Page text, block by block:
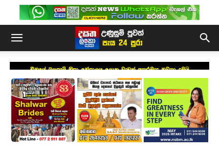
චීනයේ බලපෑම් නිසා නේපාලය ලොකු වැඩක් අතරමැද නවතා දමයි